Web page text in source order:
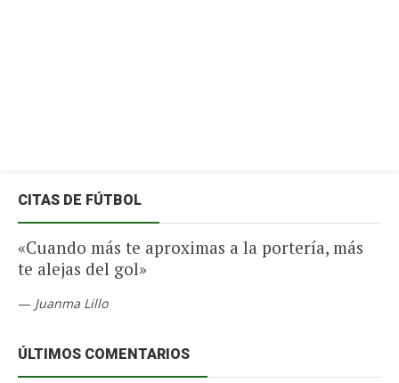
CITAS DE FÚTBOL
«Cuando más te aproximas a la portería, más
te alejas del gol»
— Juanma Lillo
ÚLTIMOS COMENTARIOS